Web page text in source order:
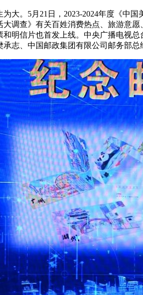
央视频 小央直播 直播中国 熊猫
线 比划 快看 蓝海中国 新兵
CCTV奥林匹克频道 生活体育大会
乡村振兴 生态环境 一带一路
大国展会 大国保险 云顶对话 云
网 直播 节目单 栏目 片库
。5月21日，2023-2024年度《中国
调查》有关百姓消费热点、旅游意
和明信片也首发上线。中央广播电视
志、中国邮政集团有限公司邮务部总